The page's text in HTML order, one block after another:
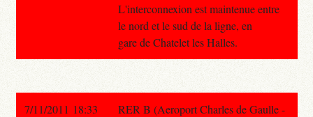
L'interconnexion est maintenue entre
le nord et le sud de la ligne, en
gare de Chatelet les Halles.
7/11/2011 18:33
RER B (Aeroport Charles de Gaulle -